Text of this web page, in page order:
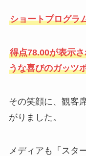
ショートプログラ
得点78.00が表示
うな喜びのガッツ
その笑顔に、観客
がりました。
メディアも「スタ